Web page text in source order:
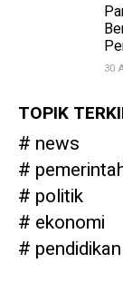
30
TOPIK
news
politik
ekonomi
pendidikan